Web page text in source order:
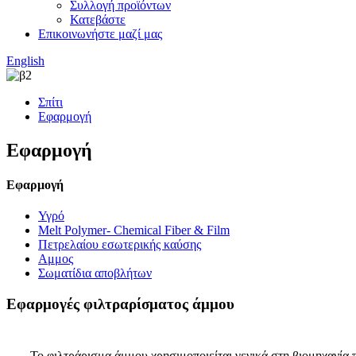
Συλλογή προϊόντων
Κατεβάστε
Επικοινωνήστε μαζί μας
English
Σπίτι
Εφαρμογή
Εφαρμογή
Εφαρμογή
Υγρό
Melt Polymer- Chemical Fiber & Film
Πετρελαίου εσωτερικής καύσης
Αμμος
Σωματίδια αποβλήτων
Εφαρμογές φιλτραρίσματος άμμου